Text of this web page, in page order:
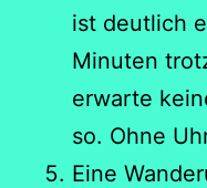
ist deutlich
Minuten
erwarte
so. Ohne
Eine